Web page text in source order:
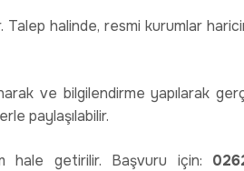
Talep halinde, resmi kurumlar
ve bilgilendirme yapılarak
paylaşılabilir.
hale getirilir. Başvuru için: